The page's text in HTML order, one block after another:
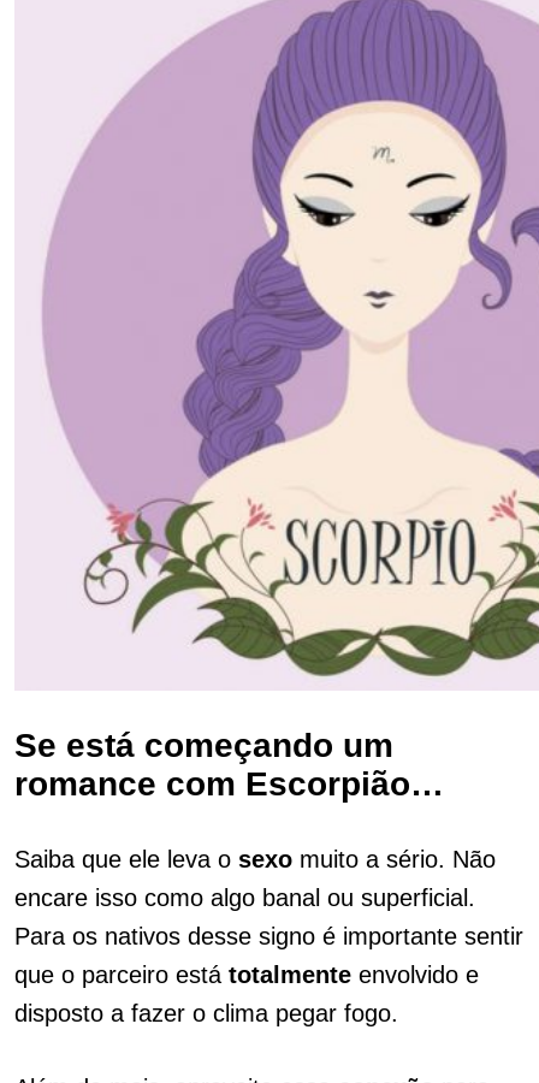
Se está começando um
romance com Escorpião…
Saiba que ele leva o sexo muito a sério. Não
encare isso como algo banal ou superficial.
Para os nativos desse signo é importante sentir
que o parceiro está totalmente envolvido e
disposto a fazer o clima pegar fogo.